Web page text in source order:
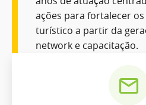
ações para fortalecer
turístico a partir da
network e capacitação.